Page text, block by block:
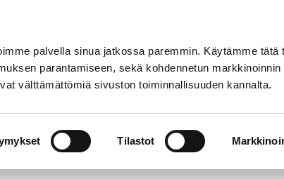
palvella sinua jatkossa paremmin. Käytämme tätä
parantamiseen, sekä kohdennetun markkinoinnin
välttämättömiä sivuston toiminnallisuuden kannalta.
Tilastot